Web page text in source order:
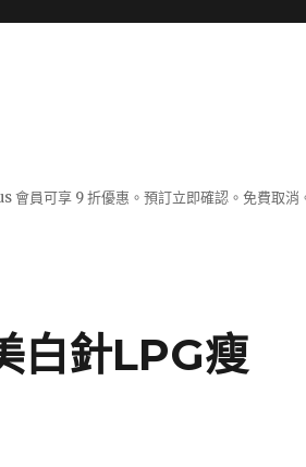
員可享 9 折優惠。預訂立即確認。免費取消
白針LPG瘦